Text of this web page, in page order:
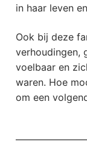
in haar leven
Ook bij deze
verhoudingen,
voelbaar en
waren. Hoe
om een